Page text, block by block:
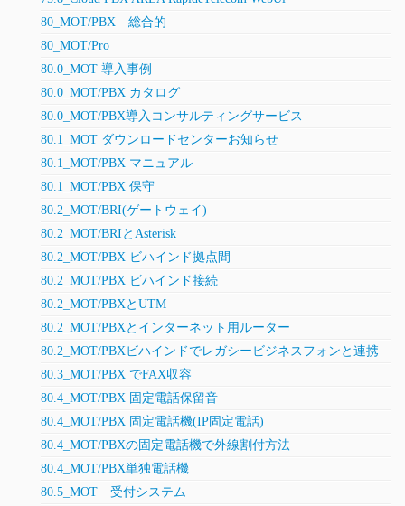
80_MOT/PBX 総合的
80_MOT/Pro
80.0_MOT 導入事例
80.0_MOT/PBX カタログ
80.0_MOT/PBX導入コンサルティングサービス
80.1_MOT ダウンロードセンターお知らせ
80.1_MOT/PBX マニュアル
80.1_MOT/PBX 保守
80.2_MOT/BRI(ゲートウェイ)
80.2_MOT/BRIとAsterisk
80.2_MOT/PBX ビハインド拠点間
80.2_MOT/PBX ビハインド接続
80.2_MOT/PBXとUTM
80.2_MOT/PBXとインターネット用ルーター
80.2_MOT/PBXビハインドでレガシービジネスフォンと連携
80.3_MOT/PBX でFAX収容
80.4_MOT/PBX 固定電話保留音
80.4_MOT/PBX 固定電話機(IP固定電話)
80.4_MOT/PBXの固定電話機で外線割付方法
80.4_MOT/PBX単独電話機
80.5_MOT 受付システム